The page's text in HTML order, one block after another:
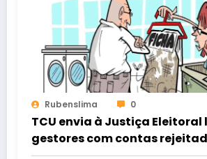
Rubenslima 0
TCU envia à Justiça Eleitoral
gestores com contas